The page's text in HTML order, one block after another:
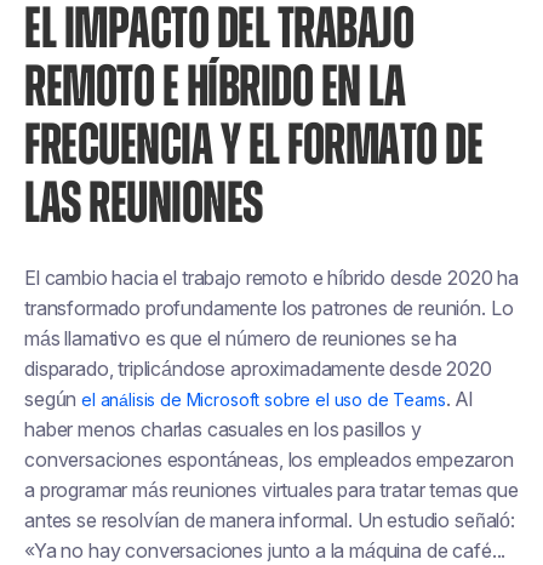
EL IMPACTO DEL TRABAJO
REMOTO E HÍBRIDO EN LA
FRECUENCIA Y EL FORMATO DE
LAS REUNIONES
El cambio hacia el trabajo remoto e híbrido desde 2020 ha
transformado profundamente los patrones de reunión. Lo
más llamativo es que el número de reuniones se ha
disparado, triplicándose aproximadamente desde 2020
segúnel análisis de Microsoft sobre el uso de Teams. Al
haber menos charlas casuales en los pasillos y
conversaciones espontáneas, los empleados empezaron
a programar más reuniones virtuales para tratar temas que
antes se resolvían de manera informal. Un estudio señaló:
«Ya no hay conversaciones junto a la máquina de café...